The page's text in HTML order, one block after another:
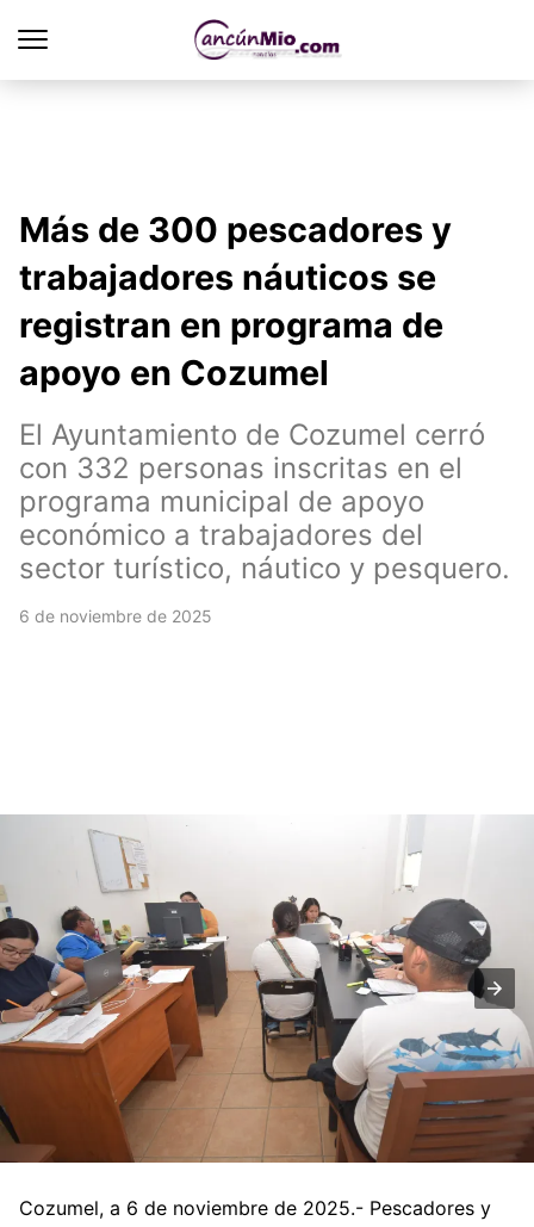
Más de 300 pescadores y
trabajadores náuticos se
registran en programa de
apoyo en Cozumel
El Ayuntamiento de Cozumel cerró
con 332 personas inscritas en el
programa municipal de apoyo
económico a trabajadores del
sector turístico, náutico y pesquero.
6 de noviembre de 2025
Cozumel, a 6 de noviembre de 2025.- Pescadores y